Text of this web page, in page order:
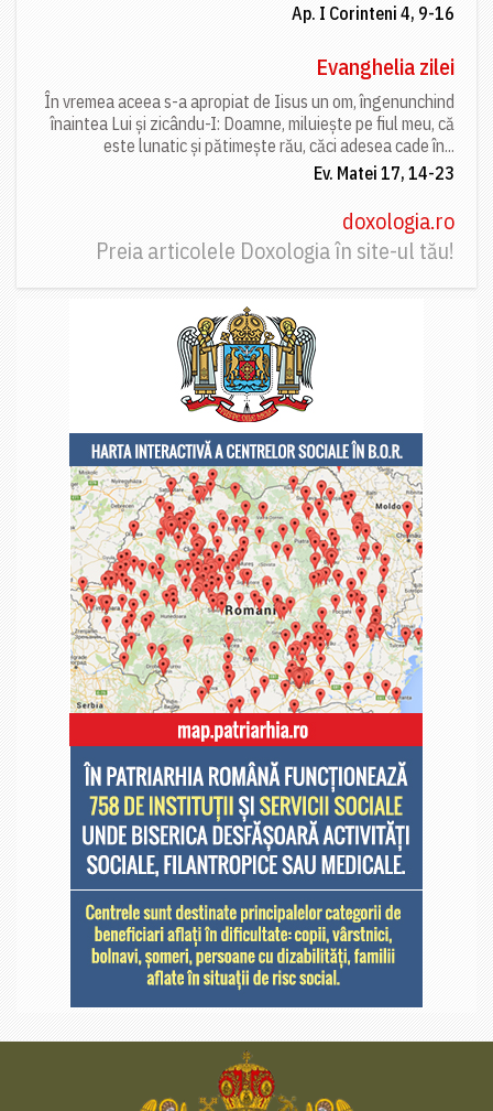
Ap. I Corinteni 4, 9-16
Evanghelia zilei
În vremea aceea s-a apropiat de Iisus un om, îngenunchind
înaintea Lui și zicându-I: Doamne, miluiește pe fiul meu, că
este lunatic și pătimește rău, căci adesea cade în...
Ev. Matei 17, 14-23
doxologia.ro
Preia articolele Doxologia în site-ul tău!